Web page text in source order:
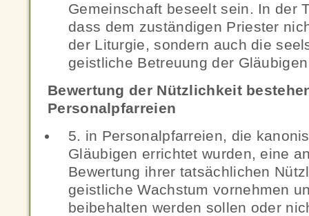
Gemeinschaft beseelt sein. In der
dass dem zuständigen Priester
der Liturgie, sondern auch die
geistliche Betreuung der
Bewertung der Nützlichkeit
Personalpfarreien
5. in Personalpfarreien, die
Gläubigen errichtet wurden, eine
Bewertung ihrer tatsächlichen
geistliche Wachstum vornehmen
beibehalten werden sollen oder